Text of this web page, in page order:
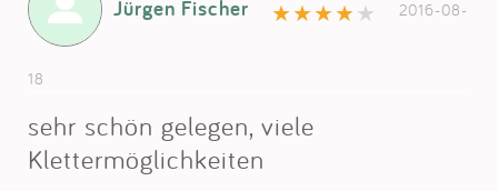
Jürgen Fischer 2016-08-
18
sehr schön gelegen, viele
Klettermöglichkeiten